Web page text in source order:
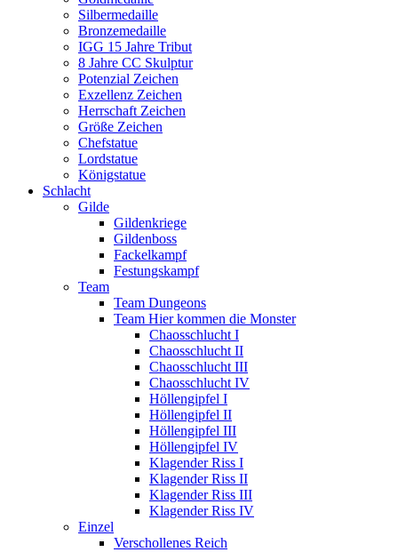
Silbermedaille
Bronzemedaille
IGG 15 Jahre Tribut
8 Jahre CC Skulptur
Potenzial Zeichen
Exzellenz Zeichen
Herrschaft Zeichen
Größe Zeichen
Chefstatue
Lordstatue
Königstatue
Schlacht
Gilde
Gildenkriege
Gildenboss
Fackelkampf
Festungskampf
Team
Team Dungeons
Team Hier kommen die Monster
Chaosschlucht I
Chaosschlucht II
Chaosschlucht III
Chaosschlucht IV
Höllengipfel I
Höllengipfel II
Höllengipfel III
Höllengipfel IV
Klagender Riss I
Klagender Riss II
Klagender Riss III
Klagender Riss IV
Einzel
Verschollenes Reich